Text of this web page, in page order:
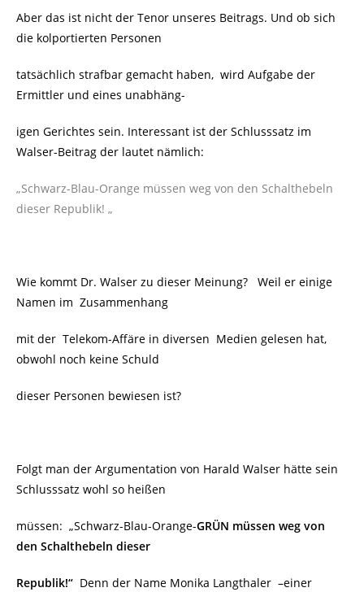
Aber das ist nicht der Tenor unseres Beitrags. Und ob sich
die kolportierten Personen
tatsächlich strafbar gemacht haben, wird Aufgabe der
Ermittler und eines unabhäng-
igen Gerichtes sein. Interessant ist der Schlusssatz im
Walser-Beitrag der lautet nämlich:
„Schwarz-Blau-Orange müssen weg von den Schalthebeln
dieser Republik! „
Wie kommt Dr. Walser zu dieser Meinung? Weil er einige
Namen im Zusammenhang
mit der Telekom-Affäre in diversen Medien gelesen hat,
obwohl noch keine Schuld
dieser Personen bewiesen ist?
Folgt man der Argumentation von Harald Walser hätte sein
Schlusssatz wohl so heißen
müssen: „Schwarz-Blau-Orange-GRÜN müssen weg von
den Schalthebeln dieser
Republik!“ Denn der Name Monika Langthaler –einer